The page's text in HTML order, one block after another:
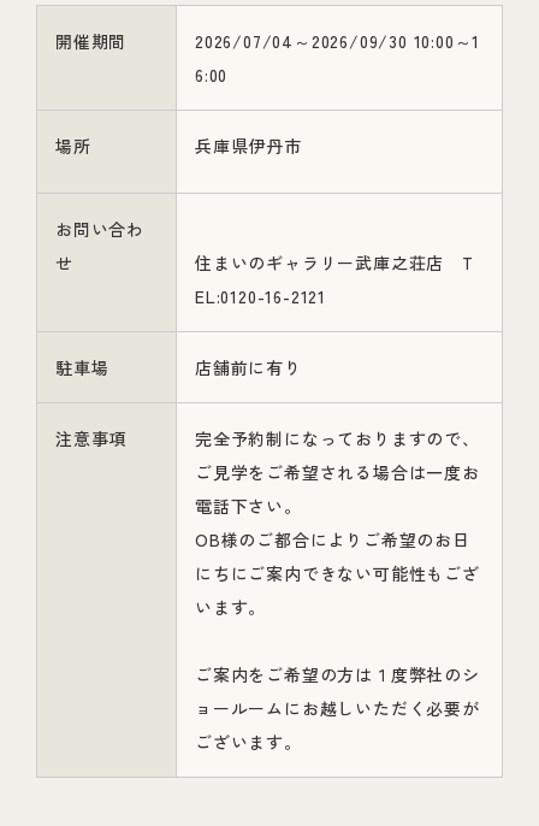
開催期間
2026/07/04～2026/09/30 10:00～1
6:00
場所 兵庫県伊丹市
お問い合わ
せ
住まいのギャラリー武庫之荘店 T
EL:0120-16-2121
駐車場 店舗前に有り
注意事項
完全予約制になっておりますので、
ご見学をご希望される場合は一度お
電話下さい。
OB様のご都合によりご希望のお日
にちにご案内できない可能性もござ
います。
ご案内をご希望の方は１度弊社のシ
ョールームにお越しいただく必要が
ございます。